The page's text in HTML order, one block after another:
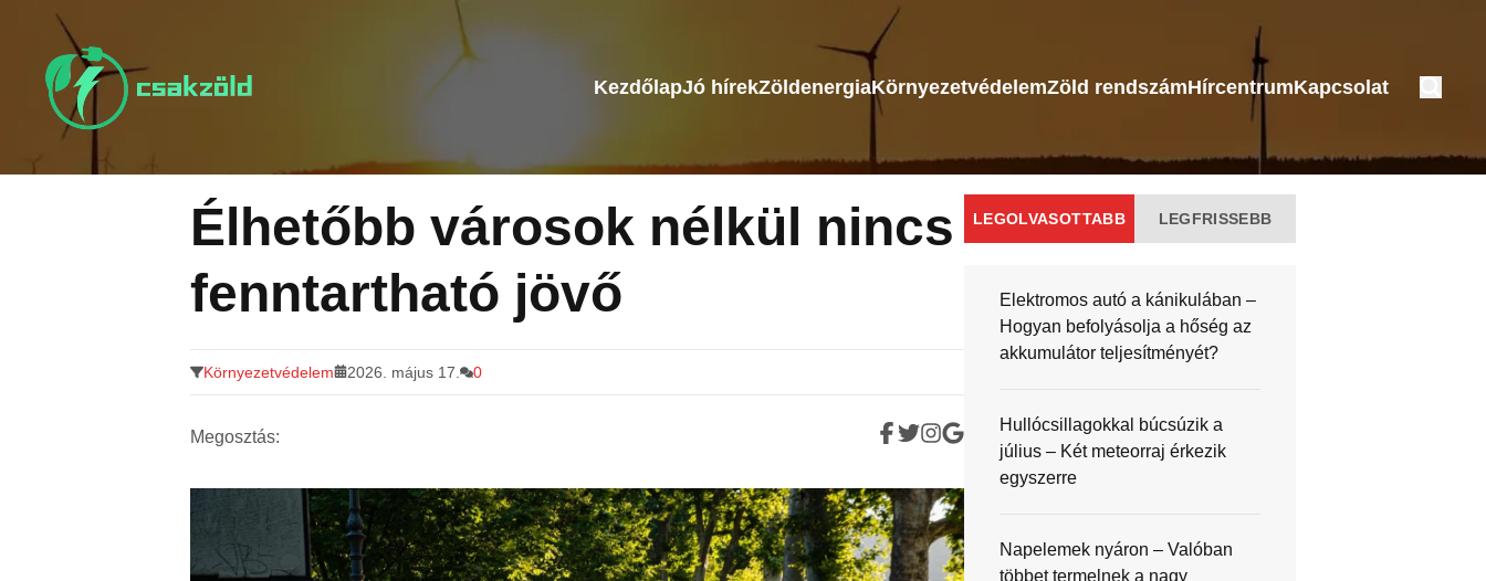
a
KezdőlapJó hírekZöldenergiaKörnyezetvédelemZöld rendszámHírcentrumKapcsolat
Élhetőbb városok nélkül nincs
fenntartható jövő
Környezetvédelem 2026. május 17. 0
Megosztás:
LEGOLVASOTTABB LEGFRISSEBB
Elektromos autó a kánikulában –
Hogyan befolyásolja a hőség az
akkumulátor teljesítményét?
Hullócsillagokkal búcsúzik a
július – Két meteorraj érkezik
egyszerre
Napelemek nyáron – Valóban
többet termelnek a nagy